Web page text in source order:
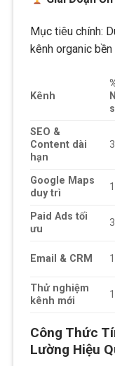
Mục tiêu chính:
kênh organic bền
Kênh
SEO &
Content dài
hạn
Google Maps
duy trì
Paid Ads tối
ưu
Email & CRM
Thử nghiệm
kênh mới
Công Thức
Lường Hiệu